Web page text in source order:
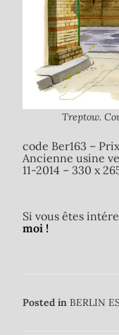
Treptow.
code Ber163 –
Ancienne usine
11-2014 – 330 x
Si vous êtes
moi !
Posted in BERLIN